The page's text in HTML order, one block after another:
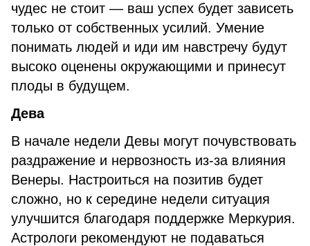
чудес не стоит — ваш успех будет зависеть
только от собственных усилий. Умение
понимать людей и иди им навстречу будут
высоко оценены окружающими и принесут
плоды в будущем.
Дева
В начале недели Девы могут почувствовать
раздражение и нервозность из-за влияния
Венеры. Настроиться на позитив будет
сложно, но к середине недели ситуация
улучшится благодаря поддержке Меркурия.
Астрологи рекомендуют не подаваться